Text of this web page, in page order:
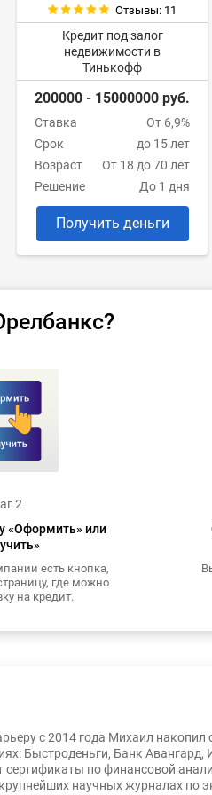
Отзывы: 11
Кредит под залог
недвижимости в
Тинькофф
200000 - 15000000 руб.
Ставка
От 6,9%
Срок
до 15 лет
Возраст
От 18 до 70 лет
Решение
До 1 дня
Получить деньги
2
«Оформить» или
есть кнопка,
где можно
на кредит.
с 2014 года Михаил накопил
Быстроденьги, Банк Авангард,
сертификаты по финансовой
научных журналах по